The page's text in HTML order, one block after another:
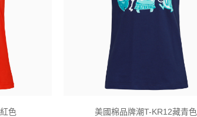
色
美國棉品牌潮T-KR12藏青色